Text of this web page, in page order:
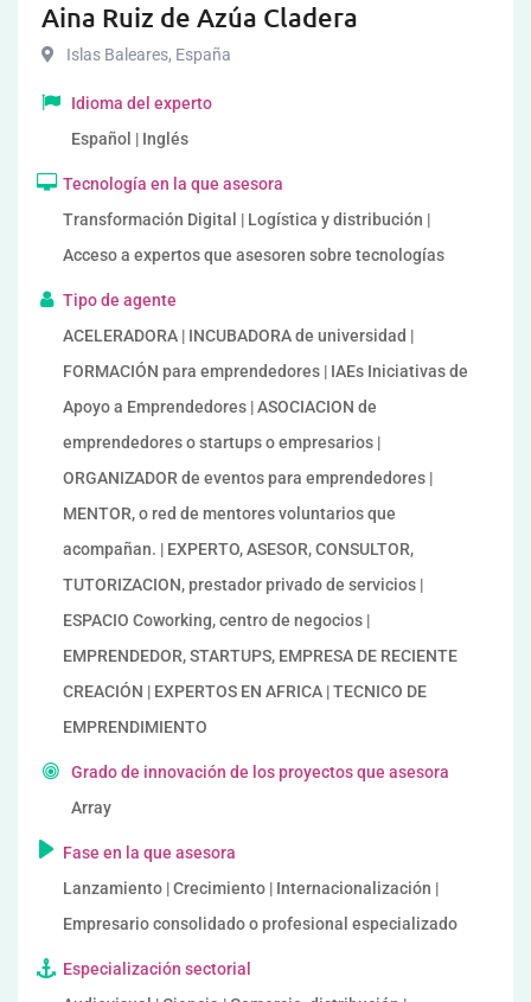
Aina Ruiz de Azúa Cladera
Islas Baleares, España
Idioma del experto
Español | Inglés
Tecnología en la que asesora
Transformación Digital | Logística y distribución |
Acceso a expertos que asesoren sobre tecnologías
Tipo de agente
ACELERADORA | INCUBADORA de universidad |
FORMACIÓN para emprendedores | IAEs Iniciativas de
Apoyo a Emprendedores | ASOCIACION de
emprendedores o startups o empresarios |
ORGANIZADOR de eventos para emprendedores |
MENTOR, o red de mentores voluntarios que
acompañan. | EXPERTO, ASESOR, CONSULTOR,
TUTORIZACION, prestador privado de servicios |
ESPACIO Coworking, centro de negocios |
EMPRENDEDOR, STARTUPS, EMPRESA DE RECIENTE
CREACIÓN | EXPERTOS EN AFRICA | TECNICO DE
EMPRENDIMIENTO
Grado de innovación de los proyectos que asesora
Array
Fase en la que asesora
Lanzamiento | Crecimiento | Internacionalización |
Empresario consolidado o profesional especializado
Especialización sectorial